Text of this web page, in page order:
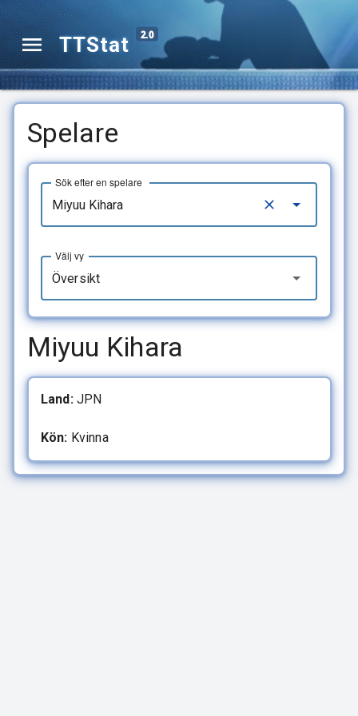
TTStat 2.0
Spelare
Sök efter en spelare
Översikt
Välj vy
Miyuu Kihara
Land:JPN
Kön: Kvinna